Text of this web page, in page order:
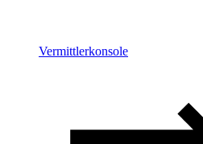
Vermittlerkonsole